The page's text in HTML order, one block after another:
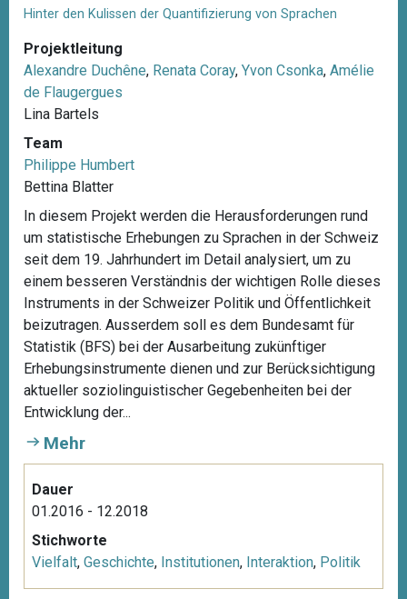
Hinter den Kulissen der Quantifizierung von Sprachen
Projektleitung
Alexandre Duchêne, Renata Coray, Yvon Csonka, Amélie
de Flaugergues
Lina Bartels
Team
Philippe Humbert
Bettina Blatter
In diesem Projekt werden die Herausforderungen rund
um statistische Erhebungen zu Sprachen in der Schweiz
seit dem 19. Jahrhundert im Detail analysiert, um zu
einem besseren Verständnis der wichtigen Rolle dieses
Instruments in der Schweizer Politik und Öffentlichkeit
beizutragen. Ausserdem soll es dem Bundesamt für
Statistik (BFS) bei der Ausarbeitung zukünftiger
Erhebungsinstrumente dienen und zur Berücksichtigung
aktueller soziolinguistischer Gegebenheiten bei der
Entwicklung der...
Mehr
Dauer
01.2016 - 12.2018
Stichworte
Vielfalt, Geschichte, Institutionen, Interaktion, Politik